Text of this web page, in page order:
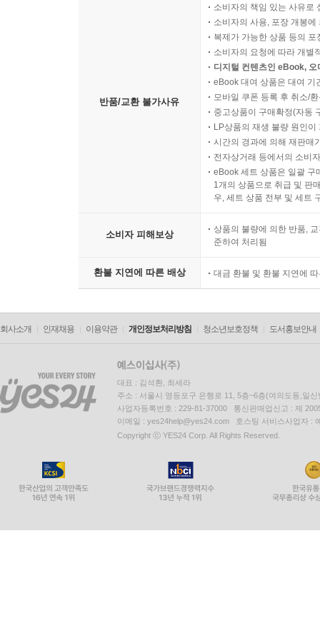
반품/교환 불가사유
소비자의 책임 있는 사유로
소비자의 사용, 포장 개봉
복제가 가능한 상품 등의
소비자의 요청에 따라 개별
디지털 컨텐츠인 eBook,
eBook 대여 상품은 대여 기
모바일 쿠폰 등록 후 취소/
중고상품이 구매확정(자동
LP상품의 재생 불량 원인
시간의 경과에 의해 재판매
전자상거래 등에서의 소비
eBook 세트 상품은 일괄 구
1개의 상품으로 취급 및 판
우, 세트 상품 전부 및 세트
소비자 피해보상
상품의 불량에 의한 반품,
준하여 처리됨
환불 지연에 따른 배상 대금 환불 및 환불 지연에
회사소개 인재채용 이용약관 개인정보처리방침 청소년보호정책 도서홍보안내
대표 : 김석환, 최세라
주소 : 서울시 영등포구 은행로 11, 5층~6층(여의도동,일신
사업자등록번호 : 229-81-37000 통신판매업신고 : 제
이메일 : yes24help@yes24.com 호스팅 서비스사업자 :
Copyright ⓒ YES24 Corp. All Rights Reserved.